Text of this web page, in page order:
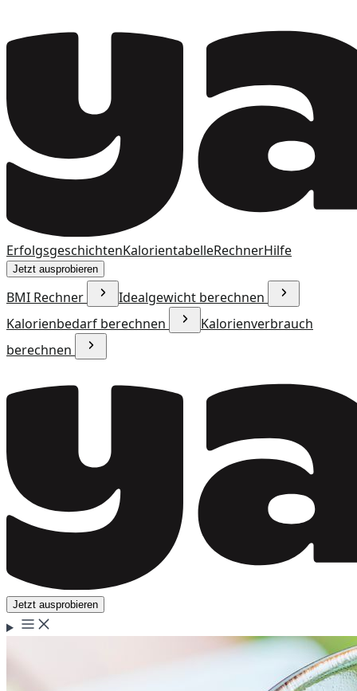
ErfolgsgeschichtenKalorientabelleRechnerHilfe
Jetzt ausprobieren
BMI Rechner
Idealgewicht berechnen
Kalorienbedarf berechnen
Kalorienverbrauch
berechnen
Jetzt ausprobieren